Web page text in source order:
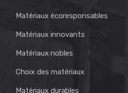
Matériaux écoresponsables
Matériaux innovants
Matériaux nobles
Choix des matériaux
Matériaux durables